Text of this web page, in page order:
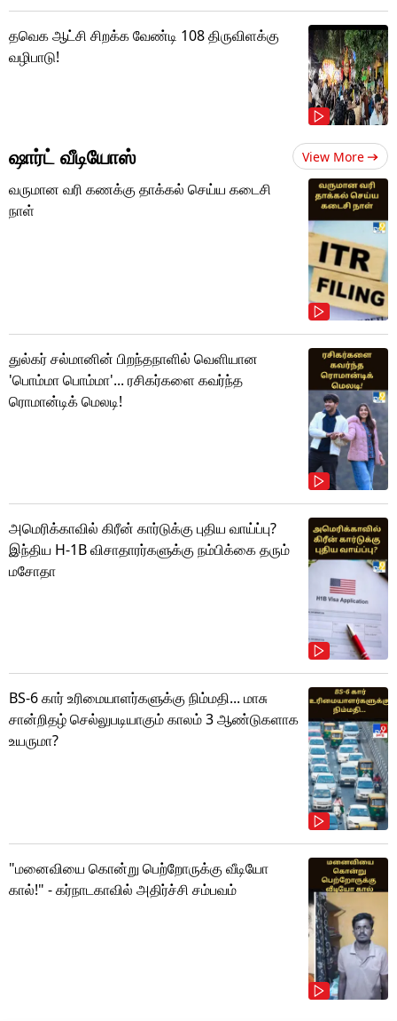
தவெக ஆட்சி சிறக்க வேண்டி 108 திருவிளக்கு
வழிபாடு!
ஷார்ட் வீடியோஸ் View More
வருமான வரி கணக்கு தாக்கல் செய்ய கடைசி
நாள்
துல்கர் சல்மானின் பிறந்தநாளில் வெளியான
'பொம்மா பொம்மா'... ரசிகர்களை கவர்ந்த
ரொமான்டிக் மெலடி!
அமெரிக்காவில் கிரீன் கார்டுக்கு புதிய வாய்ப்பு?
இந்திய H-1B விசாதாரர்களுக்கு நம்பிக்கை தரும்
மசோதா
BS-6 கார் உரிமையாளர்களுக்கு நிம்மதி... மாசு
சான்றிதழ் செல்லுபடியாகும் காலம் 3 ஆண்டுகளாக
உயருமா?
"மனைவியை கொன்று பெற்றோருக்கு வீடியோ
கால்!" - கர்நாடகாவில் அதிர்ச்சி சம்பவம்